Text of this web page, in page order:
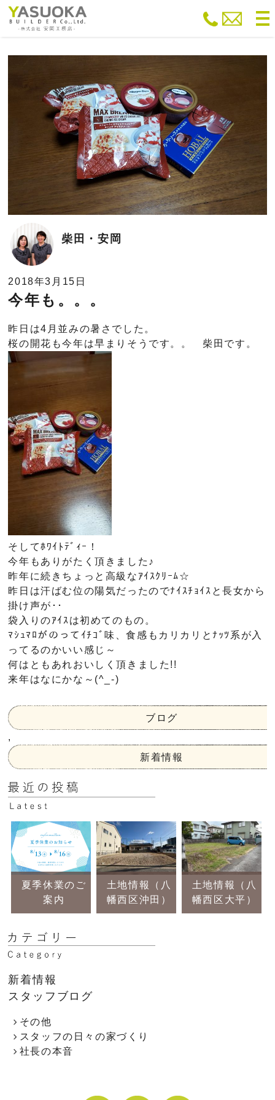
柴田・安岡
2018年3月15日
今年も。。。
昨日は4月並みの暑さでした。
桜の開花も今年は早まりそうです。。 柴田です。
そしてﾎﾜｲﾄﾃﾞｨｰ！
今年もありがたく頂きました♪
昨年に続きちょっと高級なｱｲｽｸﾘｰﾑ☆
昨日は汗ばむ位の陽気だったのでﾅｲｽﾁｮｲｽと長女から
掛け声が･･
袋入りのｱｲｽは初めてのもの。
ﾏｼｭﾏﾛがのってｲﾁｺﾞ味、食感もカリカリとﾅｯﾂ系が入
ってるのかいい感じ～
何はともあれおいしく頂きました!!
来年はなにかな～(^_-)
ブログ
,
新着情報
夏季休業のご
案内
土地情報（八
幡西区沖田）
土地情報（八
幡西区大平）
新着情報
スタッフブログ
その他
スタッフの日々の家づくり
社長の本音